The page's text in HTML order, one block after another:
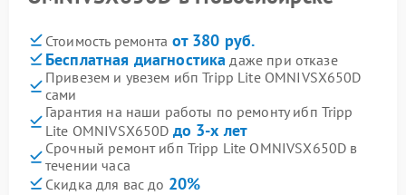
Стоимость ремонта от 380 руб.
Бесплатная диагностика даже при отказе
Привезем и увезем ибп Tripp Lite OMNIVSX650D
сами
Гарантия на наши работы по ремонту ибп Tripp
Lite OMNIVSX650D до 3-х лет
Срочный ремонт ибп Tripp Lite OMNIVSX650D в
течении часа
Скидка для вас до 20%